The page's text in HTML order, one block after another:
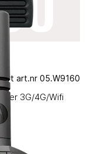
art.nr 05.W9160
3G/4G/Wifi